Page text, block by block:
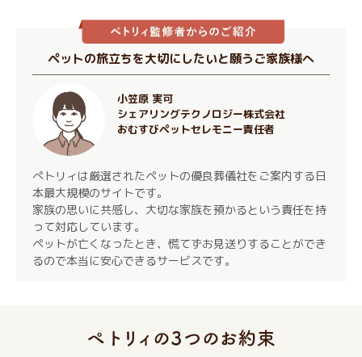
ペットの旅立ちを大切にしたいと願うご家族様へ
小笠原 実可
シェアリングテクノロジー株式会社
おむすびペットセレモニー責任者
ぺトリィは厳選されたペットの優良葬儀社をご案内する日
本最大規模のサイトです。
家族の思いに共感し、大切な家族を預かるという責任を持
って対応しています。
ペットが亡くなったとき、慌てずお見送りすることができ
るので本当に安心できるサービスです。